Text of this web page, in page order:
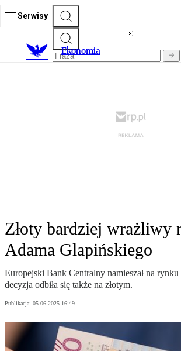
Serwisy
Ekonomia
Złoty bardziej wrażliwy
Adama Glapińskiego
Europejski Bank Centralny namieszał na
decyzja odbiła się także na złotym.
Publikacja: 05.06.2025 16:49